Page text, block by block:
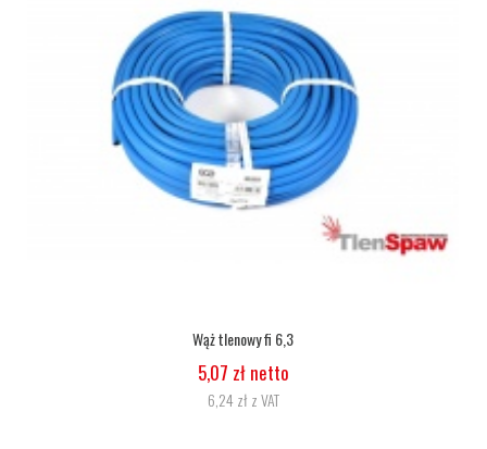
Wąż tlenowy fi 6,3
5,07 zł netto
6,24 zł z VAT